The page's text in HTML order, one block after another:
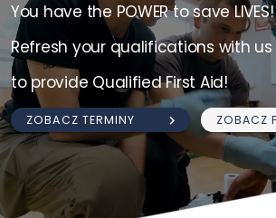
You have the POWER to save LIVES!
Refresh your qualifications with us
to provide Qualified First Aid!
ZOBACZ TERMINY ZOBACZ